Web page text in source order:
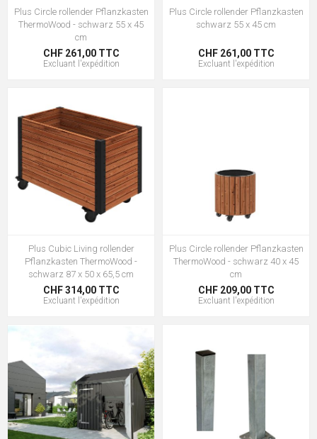
Plus Circle rollender Pflanzkasten
ThermoWood - schwarz 55 x 45
cm
CHF 261,00 TTC
Excluant l'expédition
Plus Circle rollender Pflanzkasten
schwarz 55 x 45 cm
CHF 261,00 TTC
Excluant l'expédition
Plus Cubic Living rollender
Pflanzkasten ThermoWood -
schwarz 87 x 50 x 65,5 cm
CHF 314,00 TTC
Excluant l'expédition
Plus Circle rollender Pflanzkasten
ThermoWood - schwarz 40 x 45
cm
CHF 209,00 TTC
Excluant l'expédition